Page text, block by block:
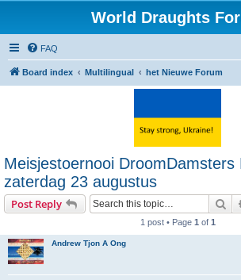
World Draughts
FAQ
Board index Multilingual het Nieuwe Forum
Meisjestoernooi DroomDamsters
zaterdag 23 augustus
Post Reply
1 post • Page 1 of 1
Andrew Tjon A Ong